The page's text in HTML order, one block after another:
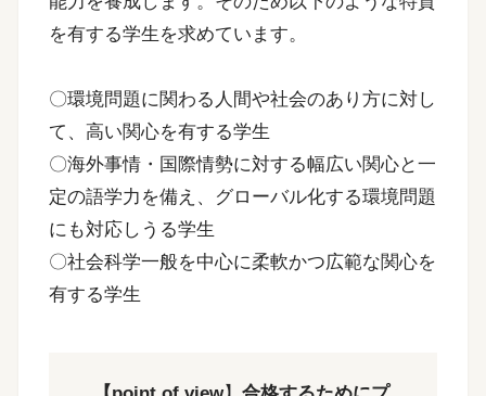
を有する学生を求めています。
〇環境問題に関わる人間や社会のあり方に対し
て、高い関心を有する学生
〇海外事情・国際情勢に対する幅広い関心と一
定の語学力を備え、グローバル化する環境問題
にも対応しうる学生
〇社会科学一般を中心に柔軟かつ広範な関心を
有する学生